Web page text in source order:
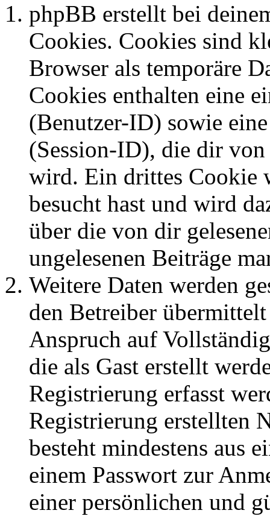
phpBB erstellt bei
Cookies. Cookies sind
Browser als temporäre
Cookies enthalten eine
(Benutzer-ID) sowie
(Session-ID), die dir
wird. Ein drittes Cookie
besucht hast und wird
über die von dir
ungelesenen Beiträge
Weitere Daten werden
den Betreiber
Anspruch auf
die als Gast erstellt
Registrierung erfasst
Registrierung erstellten
besteht mindestens aus
einem Passwort zur
einer persönlichen und